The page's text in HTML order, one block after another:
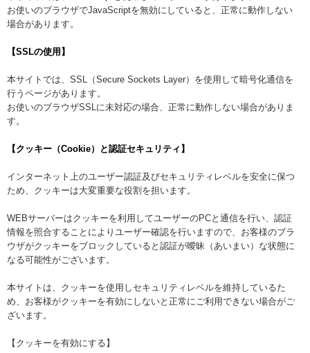
お使いのブラウザでJavaScriptを無効にしていると、正常に動作しない
場合があります。
【SSLの使用】
本サイトでは、SSL（Secure Sockets Layer）を使用して暗号化通信を
行うページがあります。
お使いのブラウザSSLに未対応の場合、正常に動作しない場合がありま
す。
【クッキー（Cookie）と認証セキュリティ】
インターネット上のユーザー認証及びセキュリティレベルを安全に保つ
ため、クッキーは大変重要な役割を担います。
WEBサーバーはクッキーを利用してユーザーのPCと通信を行い、認証
情報を照合することによりユーザー確認を行いますので、お客様のブラ
ウザがクッキーをブロックしていると認証が曖昧（あいまい）な状態に
なる可能性がございます。
本サイトは、クッキーを使用しセキュリティレベルを維持しているた
め、お客様がクッキーを有効にしないと正常にご利用できない場合がご
ざいます。
【クッキーを有効にする】